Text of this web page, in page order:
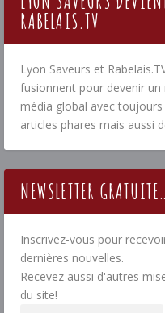
RABELAIS.TV
Lyon Saveurs et
fusionnent pour devenir un
média global avec toujours
articles phares mais aussi
NEWSLETTER
Inscrivez-vous pour
dernières nouvelles.
Recevez aussi d'autres
du site!